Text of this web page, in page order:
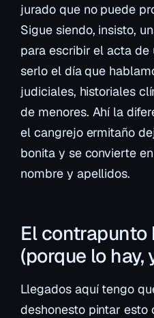
jurado que no puede
Sigue siendo, insisto,
para escribir el acta de
serlo el día que
judiciales, historiales
de menores. Ahí la
el cangrejo ermitaño
bonita y se convierte
nombre y apellidos.
El contrapunto
(porque lo hay,
Llegados aquí tengo
deshonesto pintar esto